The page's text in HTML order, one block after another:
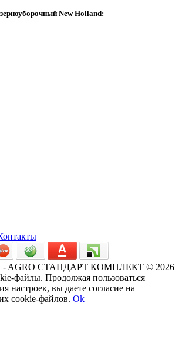
New Holland:
- AGRO СТАНДАРТ КОМПЛЕКТ © 2026
файлы. Продолжая пользоваться
настроек, вы даете согласие на
cookie-файлов. Ok